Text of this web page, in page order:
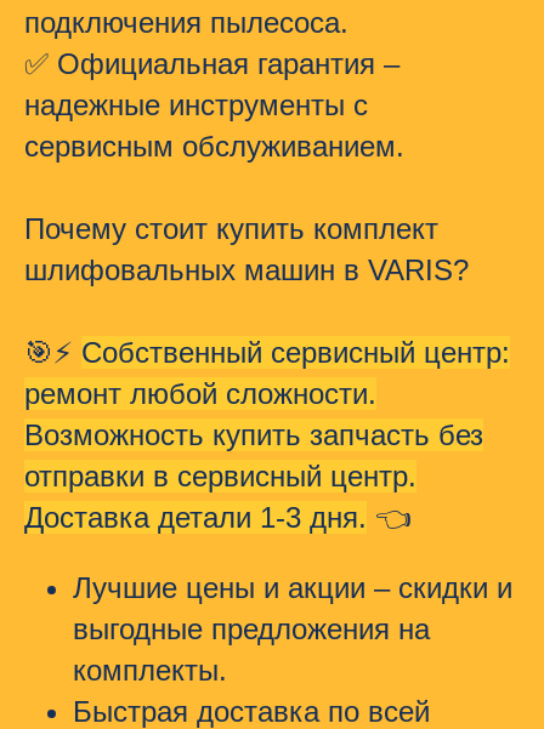
подключения пылесоса.
✅ Официальная гарантия –
надежные инструменты с
сервисным обслуживанием.
Почему стоит купить комплект
шлифовальных машин в VARIS?
🎯⚡️ Собственный сервисный центр:
ремонт любой сложности.
Возможность купить запчасть без
отправки в сервисный центр.
Доставка детали 1-3 дня. 👈
Лучшие цены и акции – скидки и
выгодные предложения на
комплекты.
Быстрая доставка по всей